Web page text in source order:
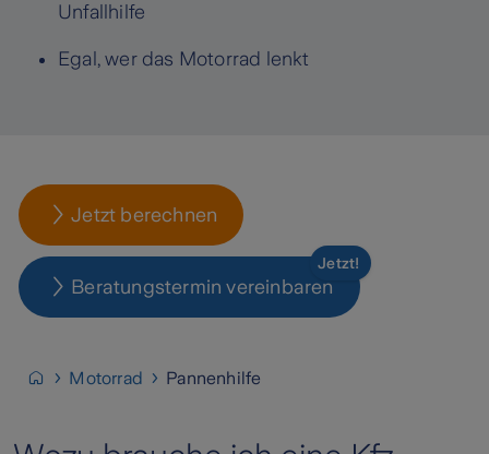
Unfallhilfe
Egal, wer das Motorrad lenkt
Jetzt berechnen
Beratungstermin vereinbaren
Jetzt!
Motorrad Pannenhilfe